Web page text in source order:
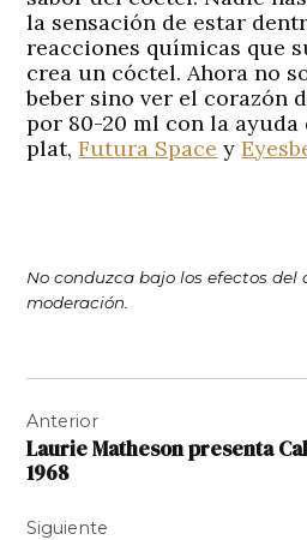
la sensación de estar
reacciones químicas que
crea un cóctel. Ahora no
beber sino ver el corazón
por 80-20 ml con la ayuda
plat,Futura Space y
No conduzca bajo los efectos del
moderación.
de
entradas
Anterior
Laurie Matheson presenta
1968
Siguiente